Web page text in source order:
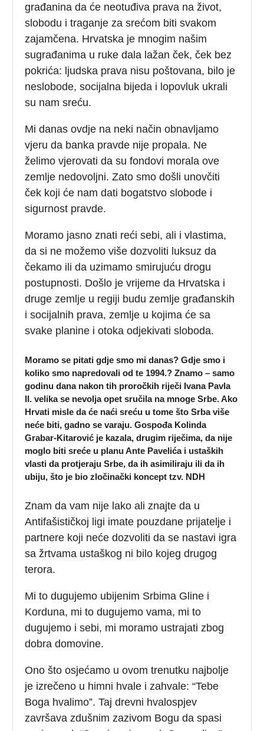
građanina da će neotuđiva prava na život,
slobodu i traganje za srećom biti svakom
zajamčena. Hrvatska je mnogim našim
sugrađanima u ruke dala lažan ček, ček bez
pokrića: ljudska prava nisu poštovana, bilo je
neslobode, socijalna bijeda i lopovluk ukrali
su nam sreću.
Mi danas ovdje na neki način obnavljamo
vjeru da banka pravde nije propala. Ne
želimo vjerovati da su fondovi morala ove
zemlje nedovoljni. Zato smo došli unovčiti
ček koji će nam dati bogatstvo slobode i
sigurnost pravde.
Moramo jasno znati reći sebi, ali i vlastima,
da si ne možemo više dozvoliti luksuz da
čekamo ili da uzimamo smirujuću drogu
postupnosti. Došlo je vrijeme da Hrvatska i
druge zemlje u regiji budu zemlje građanskih
i socijalnih prava, zemlje u kojima će sa
svake planine i otoka odjekivati sloboda.
Moramo se pitati gdje smo mi danas? Gdje smo i
koliko smo napredovali od te 1994.? Znamo – samo
godinu dana nakon tih proročkih riječi Ivana Pavla
II. velika se nevolja opet sručila na mnoge Srbe. Ako
Hrvati misle da će naći sreću u tome što Srba više
neće biti, gadno se varaju. Gospođa Kolinda
Grabar-Kitarović je kazala, drugim riječima, da nije
moglo biti sreće u planu Ante Pavelića i ustaških
vlasti da protjeraju Srbe, da ih asimiliraju ili da ih
ubiju, što je bio zločinački koncept tzv. NDH
Znam da vam nije lako ali znajte da u
Antifašističkoj ligi imate pouzdane prijatelje i
partnere koji neće dozvoliti da se nastavi igra
sa žrtvama ustaškog ni bilo kojeg drugog
terora.
Mi to dugujemo ubijenim Srbima Gline i
Korduna, mi to dugujemo vama, mi to
dugujemo i sebi, mi moramo ustrajati zbog
dobra domovine.
Ono što osjećamo u ovom trenutku najbolje
je izrečeno u himni hvale i zahvale: “Tebe
Boga hvalimo”. Taj drevni hvalospjev
završava zdušnim zazivom Bogu da spasi